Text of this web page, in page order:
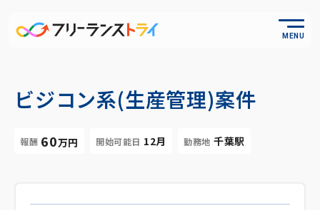
MENU
ビジコン系(生産管理)案件
報酬 60万円 開始可能日 12月 勤務地 千葉駅